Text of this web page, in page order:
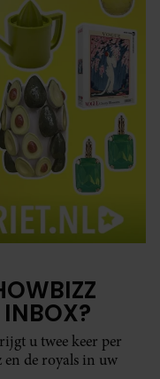
u twee keer per
en de royals in uw